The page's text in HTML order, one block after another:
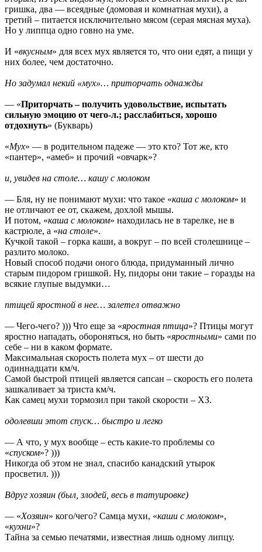
гришка, два — всеядные (домовая и комнатная мухи), а
третий – питается исключительно мясом (серая мясная муха).
Но у липпца одно говно на уме.
И «вкусным» для всех мух является то, что они едят, а пищи у
них более, чем достаточно.
Но задумал некий «мух»… приторчать однажды
— «Приторчать – получить удовольствие, испытать
сильную эмоцию от чего-л.; расслабиться, хорошо
отдохнуть» (Букварь)
«Мух» — в родительном падеже — это кто? Тот же, кто
«пантер», «амеб» и прочий «овчарк»?
и, увидев на столе… кашу с молоком
— Бля, ну не понимают мухи: что такое «каша с молоком» и
не отличают ее от, скажем, дохлой мышы.
И потом, «каша с молоком» находилась не в тарелке, не в
кастрюле, а «на столе».
Кучкой такой – горка каши, а вокруг – по всей столешнице –
разлито молоко.
Новый способ подачи оного блюда, придуманный лично
старым пидором гришкой. Ну, пидоры они такие – горазды на
всякие глупые выдумки…
птицей яростной в нее… залетел отважно
— Чего-чего? ))) Что еще за «яростная птица»? Птицы могут
яростно нападать, обороняться, но быть «яростными» сами по
себе – ни в каком формате.
Максимальная скорость полета мух – от шести до
одиннадцати км/ч.
Самой быстрой птицей является сапсан – скорость его полета
зашкаливает за триста км/ч.
Как самец мухи тормозил при такой скорости – ХЗ.
одолевши этот спуск… быстро и легко
— А что, у мух вообще – есть какие-то проблемы со
«спуском»? )))
Никогда об этом не знал, спасибо канадский утырок
просветил. )))
Вдруг хозяин (был, злодей, весь в татуировке)
— «Хозяин» кого/чего? Самца мухи, «каши с молоком»,
«кухни»?
Тайна за семью печатями, известная лишь одному липцу.